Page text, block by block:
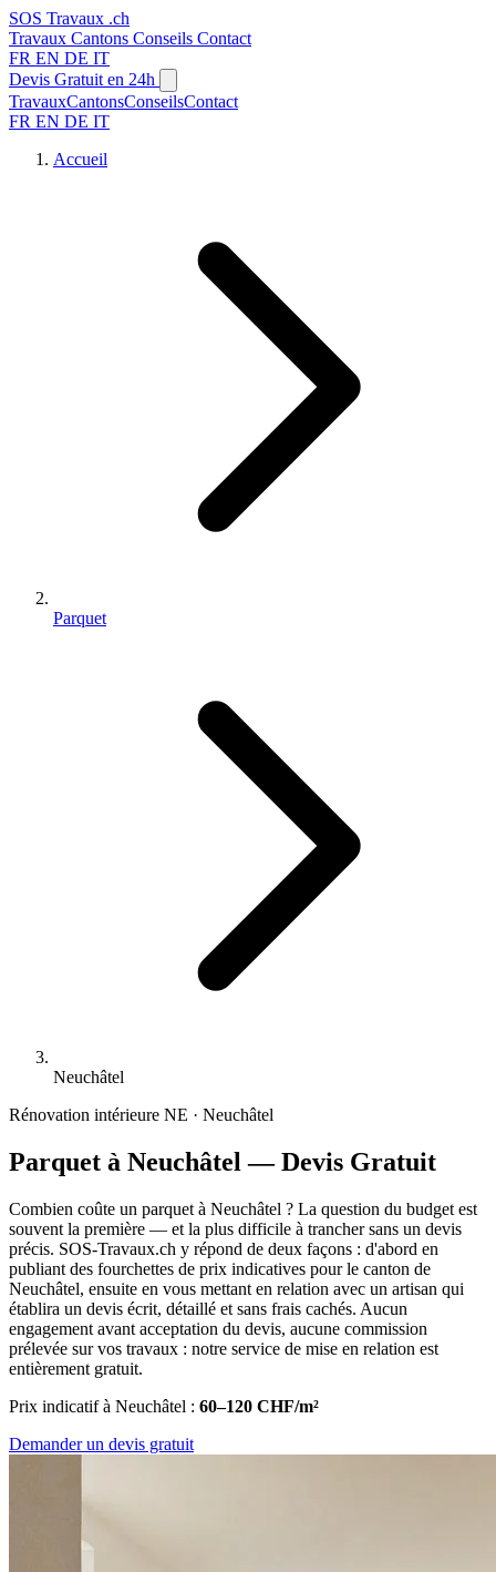
SOS Travaux .ch
Travaux Cantons Conseils Contact
FR EN DE IT
Devis Gratuit en 24h
TravauxCantonsConseilsContact
FR EN DE IT
Accueil
Parquet
Neuchâtel
Rénovation intérieure NE · Neuchâtel
Parquet à Neuchâtel — Devis Gratuit
Combien coûte un parquet à Neuchâtel ? La question du budget est
souvent la première — et la plus difficile à trancher sans un devis
précis. SOS-Travaux.ch y répond de deux façons : d'abord en
publiant des fourchettes de prix indicatives pour le canton de
Neuchâtel, ensuite en vous mettant en relation avec un artisan qui
établira un devis écrit, détaillé et sans frais cachés. Aucun
engagement avant acceptation du devis, aucune commission
prélevée sur vos travaux : notre service de mise en relation est
entièrement gratuit.
Prix indicatif à Neuchâtel : 60–120 CHF/m²
Demander un devis gratuit